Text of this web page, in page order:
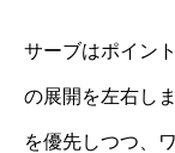
サーブはポイン
の展開を左右し
を優先しつつ、